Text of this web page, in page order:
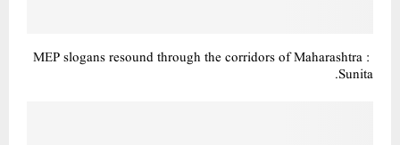
MEP slogans resound through the corridors of Maharashtra :
Sunita.